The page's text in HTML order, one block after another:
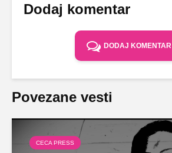
Dodaj komentar
DODAJ KOMENTAR
Povezane vesti
CECA PRESS